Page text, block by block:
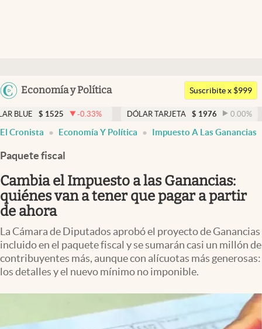
Argentina
Uruguay
Economía y Política
Members
Economía y Política
Finanzas y Mercados
Mercados Online
Negocios
Columnistas
Apertura
Infotechnology
Suscribite x $999
-0.33% DÓLAR TARJETA $ 1976 0.00 % DÓLAR
El Cronista Economía Y Política Impuesto A Las Ganancias
Paquete fiscal
Cambia el Impuesto a las Ganancias:
quiénes van a tener que pagar a partir
de ahora
La Cámara de Diputados aprobó el proyecto de Ganancias
incluido en el paquete fiscal y se sumarán casi un millón de
contribuyentes más, aunque con alícuotas más generosas:
los detalles y el nuevo mínimo no imponible.